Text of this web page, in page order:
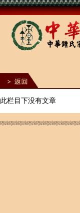
此栏目下没有文章